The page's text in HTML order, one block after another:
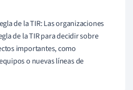
de la TIR: Las organizaciones
de la TIR para decidir sobre
importantes, como
o nuevas líneas de